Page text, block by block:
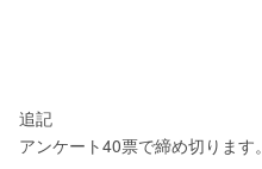
追記
アンケート40票で締め切ります。